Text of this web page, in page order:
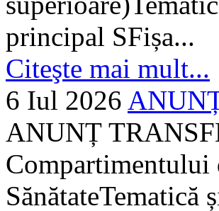
principal SFișa...
Citeşte mai mult...
6 Iul 2026
ANUNȚ
SănătateTematică